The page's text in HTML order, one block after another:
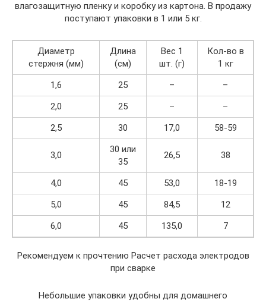
влагозащитную пленку и коробку из картона. В продажу
поступают упаковки в 1 или 5 кг.
Диаметр
стержня (мм)
Длина
(см)
Вес 1
шт. (г)
Кол-во в
1 кг
1,6
25 –
–
2,0
25 –
–
2,5
30 17,0 58-59
3,0
30 или
35
26,5 38
4,0 45 53,0
18-19
5,0
45 84,5
12
6,0
45 135,0 7
Рекомендуем к прочтению Расчет расхода электродов
при сварке
Небольшие упаковки удобны для домашнего